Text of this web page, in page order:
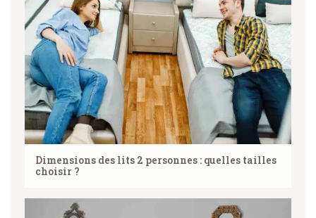
Dimensions des lits 2 personnes : quelles tailles
choisir ?